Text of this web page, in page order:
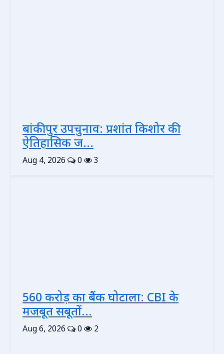
बांकीपुर उपचुनाव: प्रशांत किशोर की
ऐतिहासिक ज...
Aug 4, 2026 0 3
560 करोड़ का बैंक घोटाला: CBI के
मजबूत सबूतों...
Aug 6, 2026 0 2